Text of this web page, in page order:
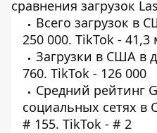
сравнения загрузок
Всего загрузок в
250 000. TikTok -
Загрузки в США в
760. TikTok - 126 000
Средний рейтинг
социальных сетях в
# 155. TikTok - # 2